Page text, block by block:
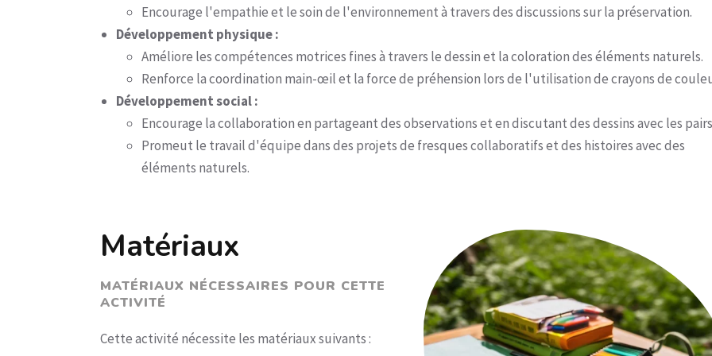
Encourage l'empathie et le soin de l'environnement à travers des discussions sur la préservation.
Développement physique :
Améliore les compétences motrices fines à travers le dessin et la coloration des éléments naturels.
Renforce la coordination main-œil et la force de préhension lors de l'utilisation de crayons de
Développement social :
Encourage la collaboration en partageant des observations et en discutant des dessins avec les
Promeut le travail d'équipe dans des projets de fresques collaboratifs et des histoires avec des
éléments naturels.
Matériaux
MATÉRIAUX NÉCESSAIRES POUR CETTE
ACTIVITÉ
Cette activité nécessite les matériaux suivants :